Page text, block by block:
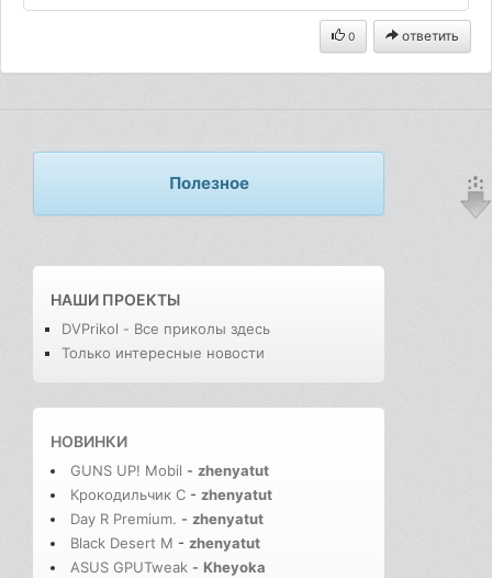
0 ответить
Полезное
НАШИ ПРОЕКТЫ
DVPrikol - Все приколы здесь
Только интересные новости
НОВИНКИ
GUNS UP! Mobil - zhenyatut
Крокодильчик С - zhenyatut
Day R Premium. - zhenyatut
Black Desert M - zhenyatut
ASUS GPUTweak - Kheyoka